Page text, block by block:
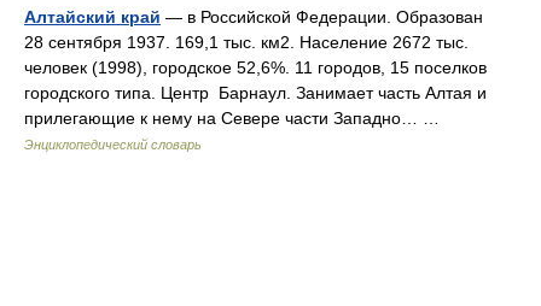
Алтайский край — в Российской Федерации. Образован
28 сентября 1937. 169,1 тыс. км2. Население 2672 тыс.
человек (1998), городское 52,6%. 11 городов, 15 поселков
городского типа. Центр Барнаул. Занимает часть Алтая и
прилегающие к нему на Севере части Западно… …
Энциклопедический словарь